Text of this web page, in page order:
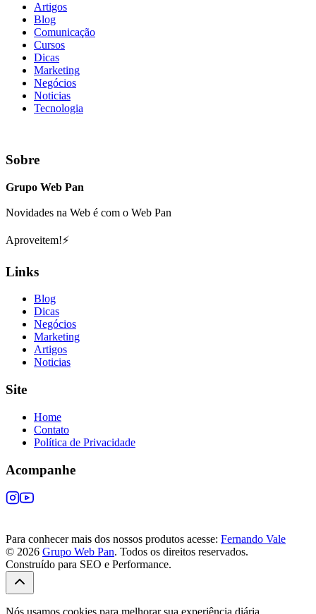
Artigos
Blog
Comunicação
Cursos
Dicas
Marketing
Negócios
Noticias
Tecnologia
Sobre
Grupo Web Pan
Novidades na Web é com o Web Pan
Aproveitem!⚡
Links
Blog
Dicas
Negócios
Marketing
Artigos
Noticias
Site
Home
Contato
Política de Privacidade
Acompanhe
Para conhecer mais dos nossos produtos acesse: Fernando Vale
© 2026 Grupo Web Pan. Todos os direitos reservados.
Construído para SEO e Performance.